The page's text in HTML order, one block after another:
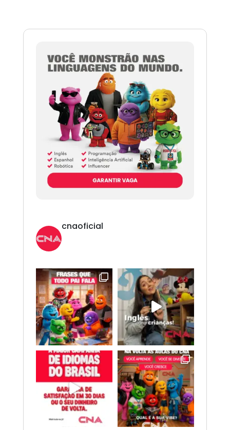
cnaoficial
Novo CNA. Vem com tudo!
Espanhol, Programação, Robótica, IA e